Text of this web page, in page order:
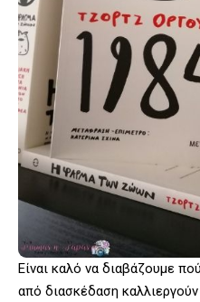
Είναι καλό να διαβάζουμε
από διασκέδαση